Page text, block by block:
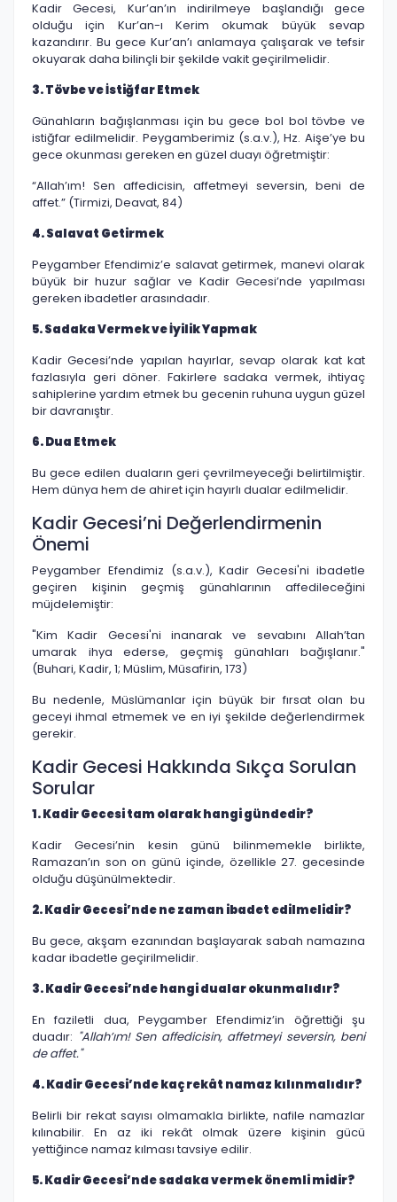
Kadir Gecesi, Kur’an’ın indirilmeye başlandığı gece
olduğu için Kur’an-ı Kerim okumak büyük sevap
kazandırır. Bu gece Kur’an’ı anlamaya çalışarak ve tefsir
okuyarak daha bilinçli bir şekilde vakit geçirilmelidir.
3. Tövbe ve İstiğfar Etmek
Günahların bağışlanması için bu gece bol bol tövbe ve
istiğfar edilmelidir. Peygamberimiz (s.a.v.), Hz. Aişe’ye bu
gece okunması gereken en güzel duayı öğretmiştir:
“Allah’ım! Sen affedicisin, affetmeyi seversin, beni de
affet.” (Tirmizi, Deavat, 84)
4. Salavat Getirmek
Peygamber Efendimiz’e salavat getirmek, manevi olarak
büyük bir huzur sağlar ve Kadir Gecesi’nde yapılması
gereken ibadetler arasındadır.
5. Sadaka Vermek ve İyilik Yapmak
Kadir Gecesi’nde yapılan hayırlar, sevap olarak kat kat
fazlasıyla geri döner. Fakirlere sadaka vermek, ihtiyaç
sahiplerine yardım etmek bu gecenin ruhuna uygun güzel
bir davranıştır.
6. Dua Etmek
Bu gece edilen duaların geri çevrilmeyeceği belirtilmiştir.
Hem dünya hem de ahiret için hayırlı dualar edilmelidir.
Kadir Gecesi’ni Değerlendirmenin
Önemi
Peygamber Efendimiz (s.a.v.), Kadir Gecesi'ni ibadetle
geçiren kişinin geçmiş günahlarının affedileceğini
müjdelemiştir:
"Kim Kadir Gecesi'ni inanarak ve sevabını Allah’tan
umarak ihya ederse, geçmiş günahları bağışlanır."
(Buhari, Kadir, 1; Müslim, Müsafirin, 173)
Bu nedenle, Müslümanlar için büyük bir fırsat olan bu
geceyi ihmal etmemek ve en iyi şekilde değerlendirmek
gerekir.
Kadir Gecesi Hakkında Sıkça Sorulan
Sorular
1. Kadir Gecesi tam olarak hangi gündedir?
Kadir Gecesi’nin kesin günü bilinmemekle birlikte,
Ramazan’ın son on günü içinde, özellikle 27. gecesinde
olduğu düşünülmektedir.
2. Kadir Gecesi’nde ne zaman ibadet edilmelidir?
Bu gece, akşam ezanından başlayarak sabah namazına
kadar ibadetle geçirilmelidir.
3. Kadir Gecesi’nde hangi dualar okunmalıdır?
En faziletli dua, Peygamber Efendimiz’in öğrettiği şu
duadır: "Allah’ım! Sen affedicisin, affetmeyi seversin, beni
de affet."
4. Kadir Gecesi’nde kaç rekât namaz kılınmalıdır?
Belirli bir rekat sayısı olmamakla birlikte, nafile namazlar
kılınabilir. En az iki rekât olmak üzere kişinin gücü
yettiğince namaz kılması tavsiye edilir.
5. Kadir Gecesi’nde sadaka vermek önemli midir?